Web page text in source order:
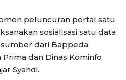
peluncuran portal satu
sosialisasi satu data
dari Bappeda
dan Dinas Kominfo
Syahdi.